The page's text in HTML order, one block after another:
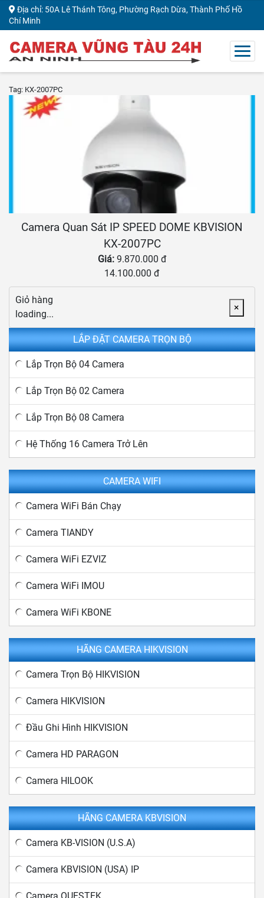
Địa chỉ: 50A Lê Thánh Tông, Phường Rạch Dừa, Thành Phố Hồ
Chí Minh
Tag: KX-2007PC
Camera Quan Sát IP SPEED DOME KBVISION
KX-2007PC
Giá: 9.870.000 đ
14.100.000 đ
×
Giỏ hàng
loading...
LẮP ĐẶT CAMERA TRỌN BỘ
Lắp Trọn Bộ 04 Camera
Lắp Trọn Bộ 02 Camera
Lắp Trọn Bộ 08 Camera
Hệ Thống 16 Camera Trở Lên
CAMERA WIFI
Camera WiFi Bán Chạy
Camera TIANDY
Camera WiFi EZVIZ
Camera WiFi IMOU
Camera WiFi KBONE
HÃNG CAMERA HIKVISION
Camera Trọn Bộ HIKVISION
Camera HIKVISION
Đầu Ghi Hình HIKVISION
Camera HD PARAGON
Camera HILOOK
HÃNG CAMERA KBVISION
Camera KB-VISION (U.S.A)
Camera KBVISION (USA) IP